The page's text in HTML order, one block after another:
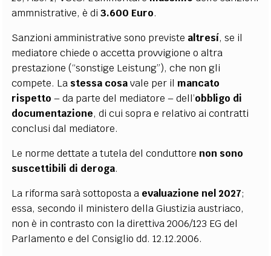
ammnistrative, è di3.600 Euro.
Sanzioni amministrative sono previste altresí, se il
mediatore chiede o accetta provvigione o altra
prestazione (“sonstige Leistung”), che non gli
compete. La stessa cosavale per il mancato
rispetto – da parte del mediatore – dell’obbligo di
documentazione, di cui sopra e relativo ai contratti
conclusi dal mediatore.
Le norme dettate a tutela del conduttore non sono
suscettibili di deroga.
La riforma sarà sottoposta a evaluazione nel 2027;
essa, secondo il ministero della Giustizia austriaco,
non è in contrasto con la direttiva 2006/123 EG del
Parlamento e del Consiglio dd. 12.12.2006.